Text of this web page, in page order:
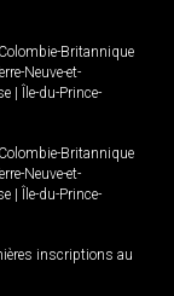
Colombie-Britannique
Neuve-et-
Île-du-Prince-
Colombie-Britannique
Neuve-et-
Île-du-Prince-
inscriptions au